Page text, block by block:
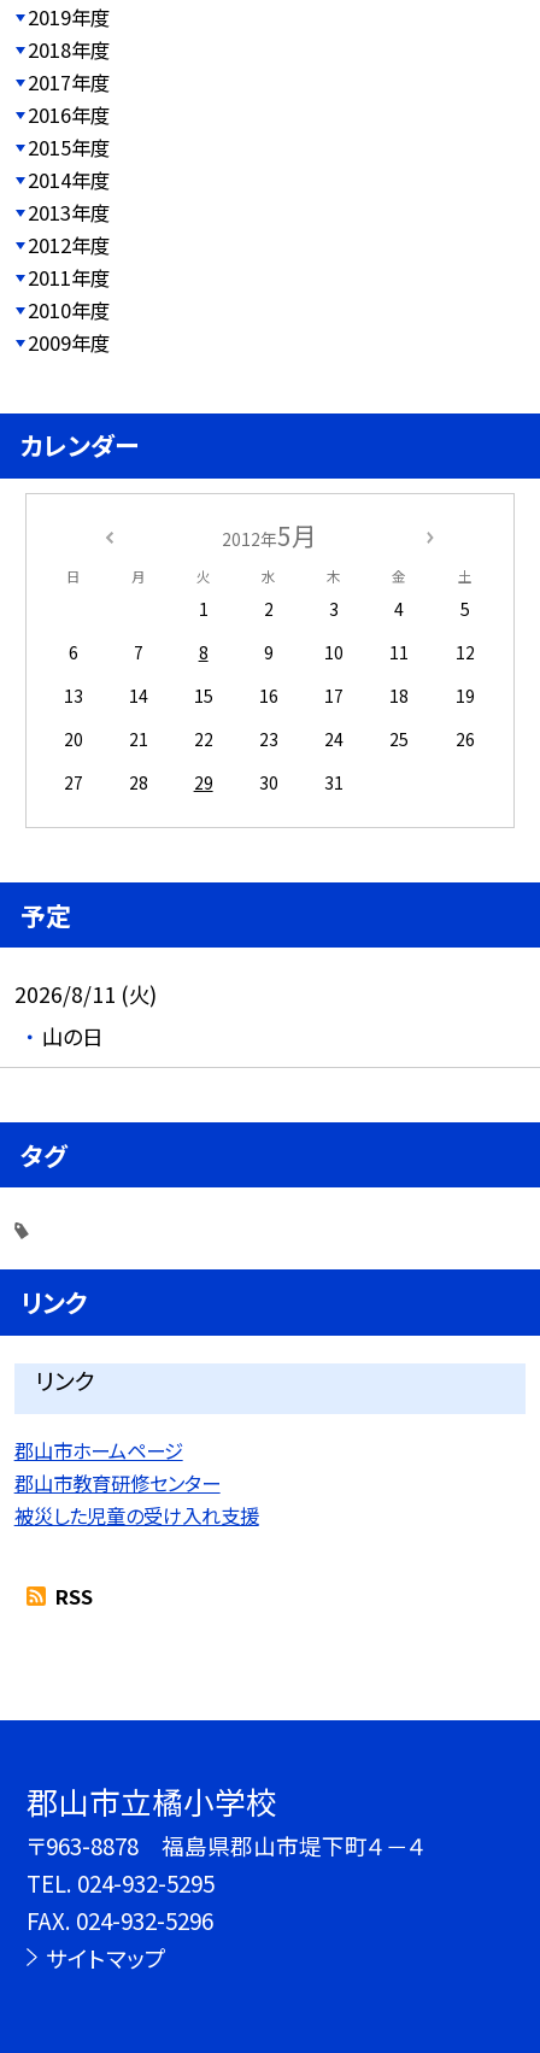
2019年度
2018年度
2017年度
2016年度
2015年度
2014年度
2013年度
2012年度
2011年度
2010年度
2009年度
カレンダー
2012年5月
日 月 火 水 木 金 土
1 2 3 4
5
6
7 8 9 10 11
12
13
14 15 16 17 18
19
20
21 22 23 24 25
26
27
28 29 30 31
予定
2026/8/11 (火)
山の日
タグ
リンク
リンク
郡山市ホームページ
郡山市教育研修センター
被災した児童の受け入れ支援
RSS
郡山市立橘小学校
〒963-8878 福島県郡山市堤下町４－４
TEL. 024-932-5295
FAX. 024-932-5296
サイトマップ